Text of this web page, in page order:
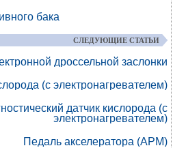
бака
СЛЕДУЮЩИЕ СТАТЬИ
дроссельной заслонки
(с электронагревателем)
датчик кислорода (с
электронагревателем)
Педаль акселератора (APM)